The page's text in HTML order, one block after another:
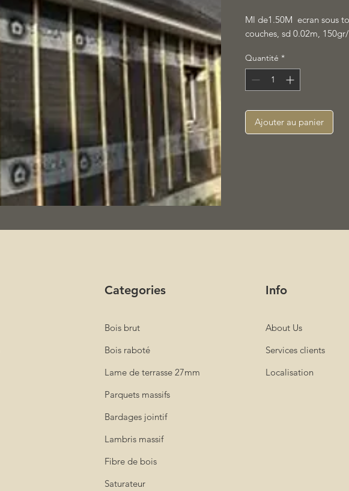
Ml de1.50M ecran sous
couches, sd 0.02m,
Quantité *
Ajouter au panier
Categories
Bois brut
Bois raboté
Lame de terrasse 27mm
Parquets massifs
Bardages jointif
Lambris massif
Fibre de bois
Saturateur
Info
About Us
Services clients
Localisation